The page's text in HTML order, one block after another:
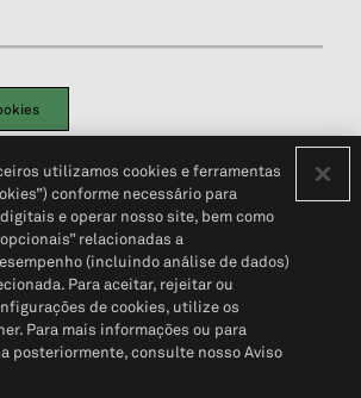
Portal de privacidade do cliente (em inglês)
Pessoais© 2026 S&P Global
utilizamos cookies e ferramentas
conforme necessário para
e operar nosso site, bem como
relacionadas a
(incluindo análise de dados)
Para aceitar, rejeitar ou
de cookies, utilize os
Para mais informações ou para
posteriormente, consulte nosso Aviso